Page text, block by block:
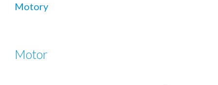
Motory
Motor